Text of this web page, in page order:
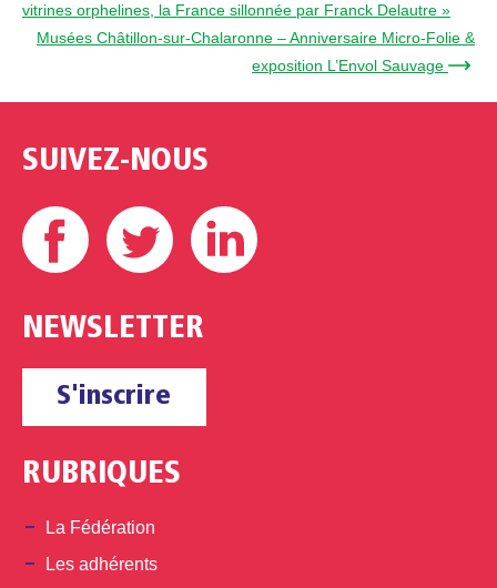
vitrines orphelines, la France sillonnée par Franck Delautre »
Musées Châtillon-sur-Chalaronne – Anniversaire Micro-Folie &
exposition L’Envol Sauvage →
SUIVEZ-NOUS
Facebook Twitter
NEWSLETTER
S'inscrire
RUBRIQUES
La Fédération
Les adhérents